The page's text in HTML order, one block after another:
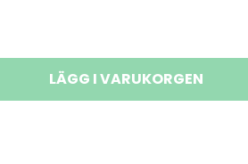
LÄGG I VARUKORGEN